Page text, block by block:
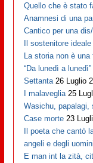
Quello che è stato
Anamnesi di una
Cantico per una
Il sostenitore ideale
La storia non è
“Da lunedì a
Settanta 26 Luglio
I malaveglia 25
Wasichu, papalagi,
Case morte 23
Il poeta che cantò
angeli e degli
E man int la zità,